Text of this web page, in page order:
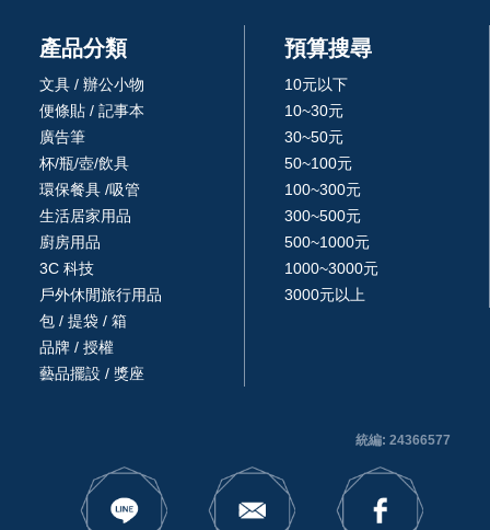
產品分類
文具 / 辦公小物
便條貼 / 記事本
廣告筆
杯/瓶/壺/飲具
環保餐具 /吸管
生活居家用品
廚房用品
3C 科技
戶外休閒旅行用品
包 / 提袋 / 箱
品牌 / 授權
藝品擺設 / 獎座
預算搜尋
10元以下
10~30元
30~50元
50~100元
100~300元
300~500元
500~1000元
1000~3000元
3000元以上
統編: 24366577